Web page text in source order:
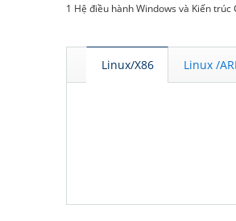
1 Hệ điều hành Windows và Kiến trúc
Linux/X86 Linux /